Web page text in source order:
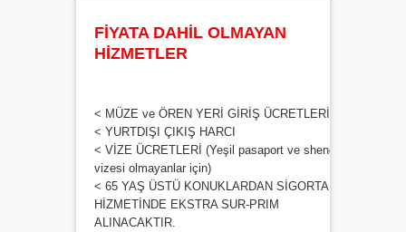
FİYATA DAHİL OLMAYAN
HİZMETLER
< MÜZE ve ÖREN YERİ GİRİŞ ÜCRETLERİ
< YURTDIŞI ÇIKIŞ HARCI
< VİZE ÜCRETLERİ (Yeşil pasaport ve shengen
vizesi olmayanlar için)
< 65 YAŞ ÜSTÜ KONUKLARDAN SİGORTA
HİZMETİNDE EKSTRA SUR-PRIM
ALINACAKTIR.